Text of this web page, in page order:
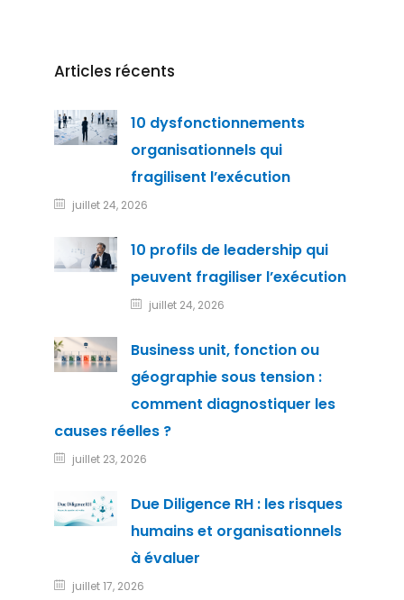
Articles récents
10 dysfonctionnements
organisationnels qui
fragilisent l’exécution
juillet 24, 2026
10 profils de leadership qui
peuvent fragiliser l’exécution
juillet 24, 2026
Business unit, fonction ou
géographie sous tension :
comment diagnostiquer les
causes réelles ?
juillet 23, 2026
Due Diligence RH : les risques
humains et organisationnels
à évaluer
juillet 17, 2026